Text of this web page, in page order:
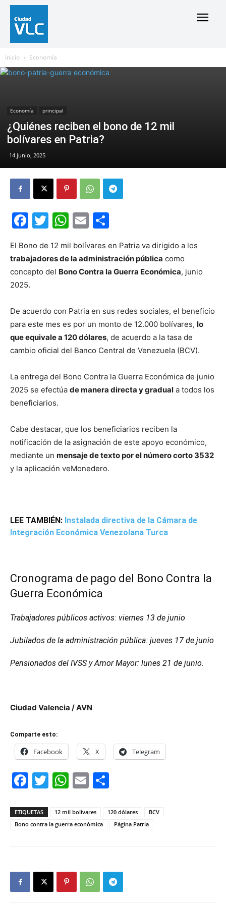
Inicio Economía
Economía principal
¿Quiénes reciben el bono de 12 mil
bolívares en Patria?
14 junio, 2025
Facebook
Twitter
WhatsApp
Email
El Bono de 12 mil bolívares en Patria va dirigido a los
trabajadores de la administración pública como
concepto del Bono Contra la Guerra Económica, junio
2025.
De acuerdo con Patria en sus redes sociales, el beneficio
para este mes es por un monto de 12.000 bolívares, lo
que equivale a 120 dólares, de acuerdo a la tasa de
cambio oficial del Banco Central de Venezuela (BCV).
La entrega del Bono Contra la Guerra Económica de junio
2025 se efectúa de manera directa y gradual a todos los
beneficiarios.
Cabe destacar, que los beneficiarios reciben la
notificación de la asignación de este apoyo económico,
mediante un mensaje de texto por el número corto 3532
y la aplicación veMonedero.
LEE TAMBIÉN: Instalada directiva de la Cámara de
Integración Económica Venezolana Turca
Cronograma de pago del Bono Contra la
Guerra Económica
Trabajadores públicos activos: viernes 13 de junio
Jubilados de la administración pública: jueves 17 de junio
Pensionados del IVSS y Amor Mayor: lunes 21 de junio.
Ciudad Valencia / AVN
Comparte esto:
Facebook X Telegram
Facebook
Twitter
WhatsApp
Email
ETIQUETAS 12 mil bolívares 120 dólares
BCV
Bono contra la guerra económica
Página Patria